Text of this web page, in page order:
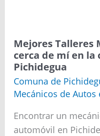
Mejores Talleres
cerca de mí en la
Pichidegua
Comuna de
Mecánicos de Autos
Encontrar un
automóvil en